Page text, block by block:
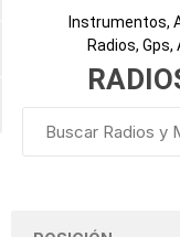
Instrumentos,
Radios, Gps,
Fabricante